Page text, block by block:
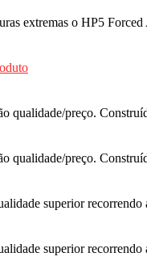
extremas o HP5
qualidade/preço.
qualidade/preço.
superior recorrendo
superior recorrendo